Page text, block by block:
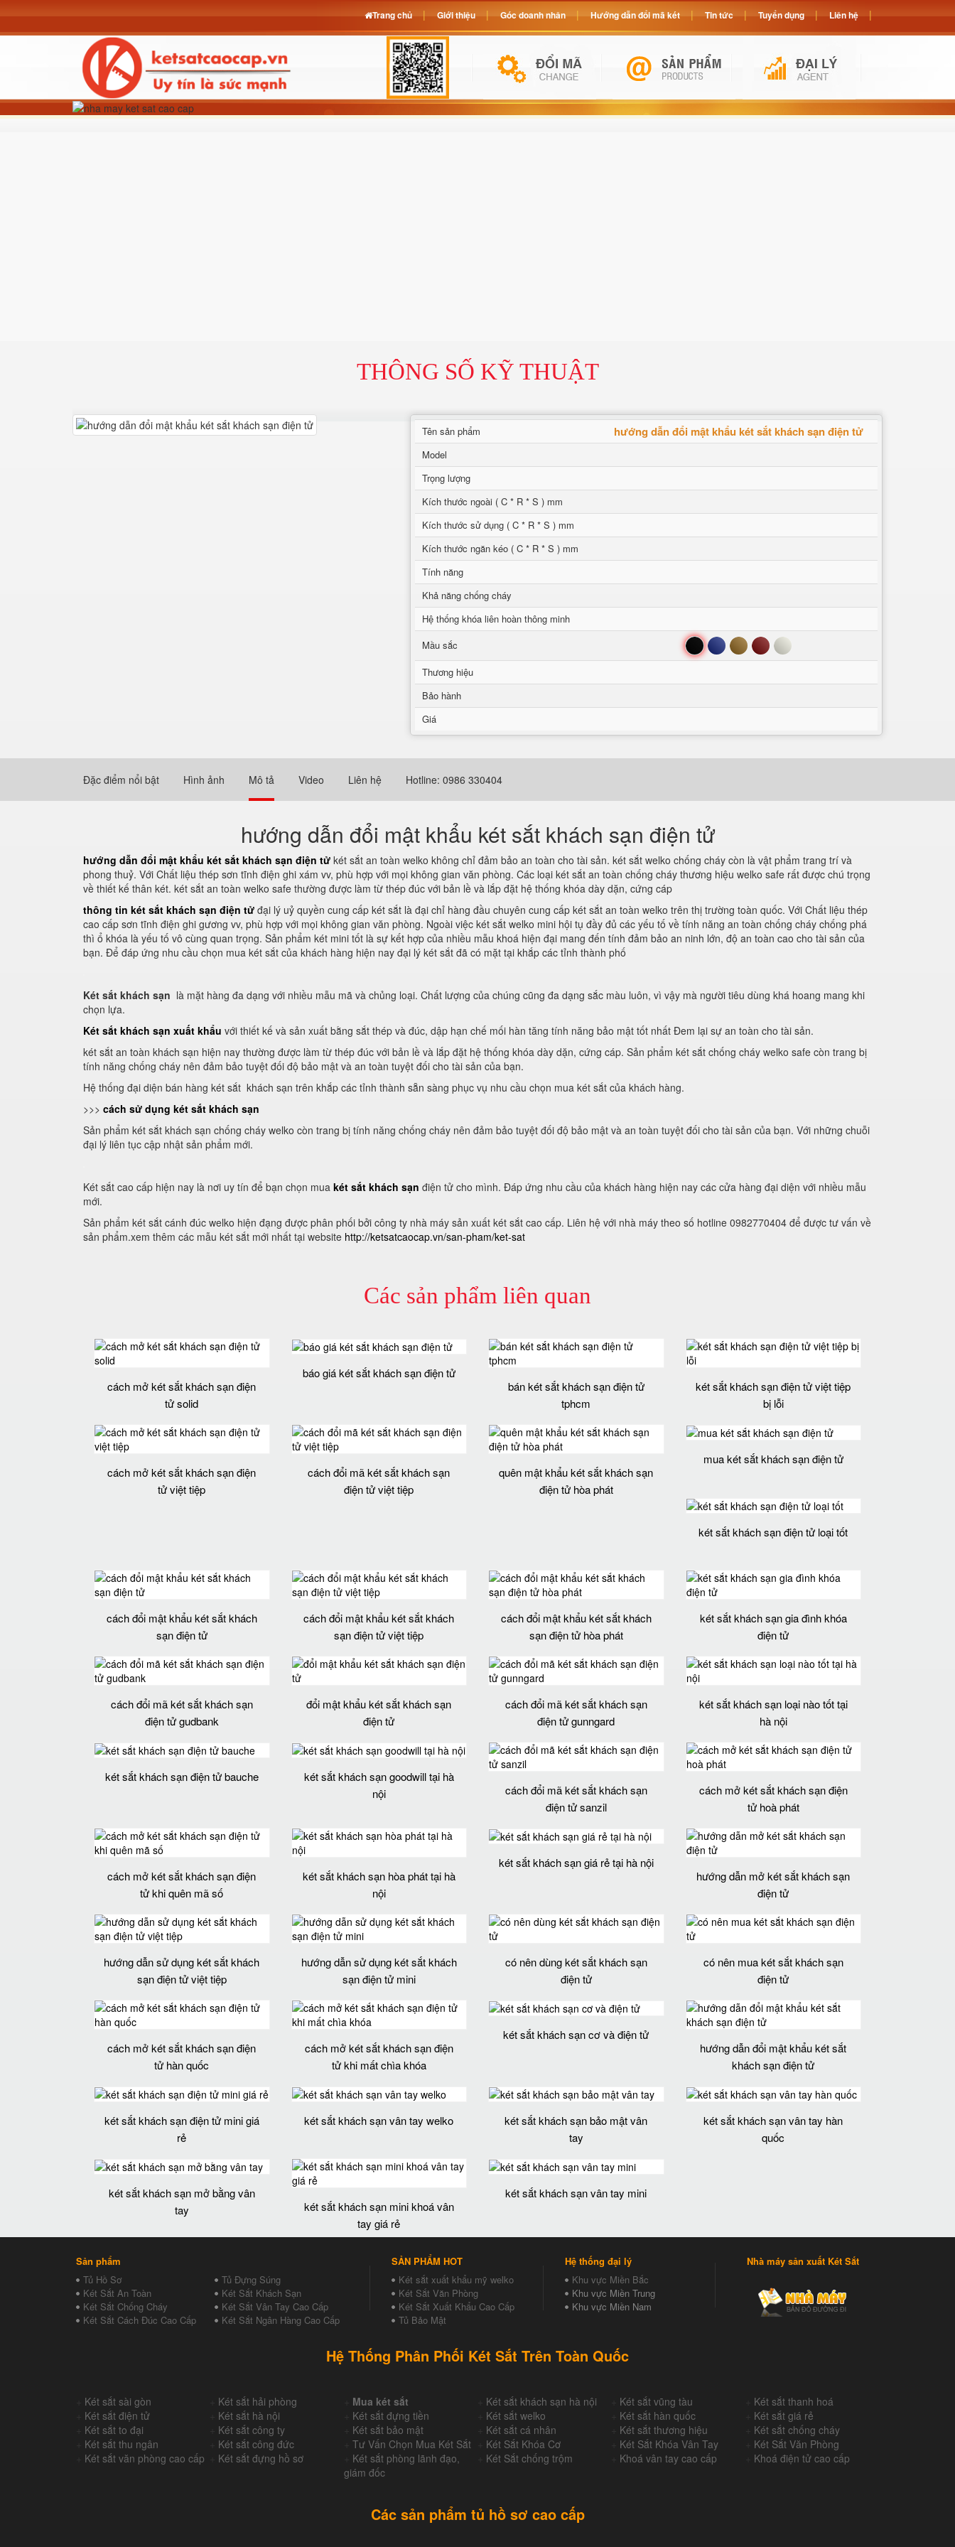
THÔNG SỐ KỸ THUẬT
Tên sản phẩm hướng dẫn đổi mật khẩu két sắt khách sạn điện tử
Model
Trọng lượng
Kích thước ngoài ( C * R * S ) mm
Kích thước sử dụng ( C * R * S ) mm
Kích thước ngăn kéo ( C * R * S ) mm
Tính năng
Khả năng chống cháy
Hệ thống khóa liên hoàn thông minh
Mầu sắc
Đen Xanh Nâu Đỏ Trắng
Thương hiệu
Bảo hành
Giá
Đặc điểm nổi bật Hình ảnh Mô tả Video Liên hệ Hotline: 0986 330404
hướng dẫn đổi mật khẩu két sắt khách sạn điện tử
hướng dẫn đổi mật khẩu két sắt khách sạn điện tử két sắt an toàn welko không chỉ đảm bảo an toàn cho tài sản. két sắt welko chống cháy còn là vật phẩm trang trí và
phong thuỷ. Với Chất liệu thép sơn tĩnh điện ghi xám vv, phù hợp với mọi không gian văn phòng. Các loại két sắt an toàn chống cháy thương hiệu welko safe rất được chú trọng
về thiết kế thân két. két sắt an toàn welko safe thường được làm từ thép đúc với bản lề và lắp đặt hệ thống khóa dày dặn, cứng cáp
thông tin két sắt khách sạn điện tử đại lý uỷ quyền cung cấp két sắt là đại chỉ hàng đầu chuyên cung cấp két sắt an toàn welko trên thị trường toàn quốc. Với Chất liệu thép
cao cấp sơn tĩnh điện ghi gương vv, phù hợp với mọi không gian văn phòng. Ngoài việc két sắt welko mini hội tụ đầy đủ các yếu tố về tính năng an toàn chống cháy chống phá
thì ổ khóa là yếu tố vô cùng quan trọng. Sản phẩm két mini tốt là sự kết hợp của nhiều mẫu khoá hiện đại mang đến tính đảm bảo an ninh lớn, độ an toàn cao cho tài sản của
bạn. Để đáp ứng nhu cầu chọn mua két sắt của khách hàng hiện nay đại lý két sắt đã có mặt tại khắp các tỉnh thành phố
Két sắt khách sạn là mặt hàng đa dạng với nhiều mẫu mã và chủng loại. Chất lượng của chúng cũng đa dạng sắc màu luôn, vì vậy mà người tiêu dùng khá hoang mang khi
chọn lựa.
Két sắt khách sạn xuất khẩu với thiết kế và sản xuất bằng sắt thép và đúc, dập hạn chế mối hàn tăng tính năng bảo mật tốt nhất Đem lại sự an toàn cho tài sản.
két sắt an toàn khách sạn hiện nay thường được làm từ thép đúc với bản lề và lắp đặt hệ thống khóa dày dặn, cứng cáp. Sản phẩm két sắt chống cháy welko safe còn trang bị
tính năng chống cháy nên đảm bảo tuyệt đối độ bảo mật và an toàn tuyệt đối cho tài sản của bạn.
Hệ thống đại diện bán hàng két sắt khách sạn trên khắp các tỉnh thành sẵn sàng phục vụ nhu cầu chọn mua két sắt của khách hàng.
>>> cách sử dụng két sắt khách sạn
Sản phẩm két sắt khách sạn chống cháy welko còn trang bị tính năng chống cháy nên đảm bảo tuyệt đối độ bảo mật và an toàn tuyệt đối cho tài sản của bạn. Với những chuỗi
đại lý liên tục cập nhật sản phẩm mới.
Két sắt cao cấp hiện nay là nơi uy tín để bạn chọn mua két sắt khách sạn điện tử cho mình. Đáp ứng nhu cầu của khách hàng hiện nay các cửa hàng đại diện với nhiều mẫu
mới.
Sản phẩm két sắt cánh đúc welko hiện đạng được phân phối bởi công ty nhà máy sản xuất két sắt cao cấp. Liên hệ với nhà máy theo số hotline 0982770404 để được tư vấn về
sản phẩm.xem thêm các mẫu két sắt mới nhất tại website http://ketsatcaocap.vn/san-pham/ket-sat
Các sản phẩm liên quan
cách mở két sắt khách sạn điện
tử solid
báo giá két sắt khách sạn điện tử
bán két sắt khách sạn điện tử
tphcm
két sắt khách sạn điện tử việt tiệp
bị lỗi
cách mở két sắt khách sạn điện
tử việt tiệp
cách đổi mã két sắt khách sạn
điện tử việt tiệp
quên mật khẩu két sắt khách sạn
điện tử hòa phát
mua két sắt khách sạn điện tử
két sắt khách sạn điện tử loại tốt
cách đổi mật khẩu két sắt khách
sạn điện tử
cách đổi mật khẩu két sắt khách
sạn điện tử việt tiệp
cách đổi mật khẩu két sắt khách
sạn điện tử hòa phát
két sắt khách sạn gia đình khóa
điện tử
cách đổi mã két sắt khách sạn
điện tử gudbank
đổi mật khẩu két sắt khách sạn
điện tử
cách đổi mã két sắt khách sạn
điện tử gunngard
két sắt khách sạn loại nào tốt tại
hà nội
két sắt khách sạn điện tử bauche
két sắt khách sạn goodwill tại hà
nội
cách đổi mã két sắt khách sạn
điện tử sanzil
cách mở két sắt khách sạn điện
tử hoà phát
cách mở két sắt khách sạn điện
tử khi quên mã số
két sắt khách sạn hòa phát tại hà
nội
két sắt khách sạn giá rẻ tại hà nội
hướng dẫn mở két sắt khách sạn
điện tử
hướng dẫn sử dụng két sắt khách
sạn điện tử việt tiệp
hướng dẫn sử dụng két sắt khách
sạn điện tử mini
có nên dùng két sắt khách sạn
điện tử
có nên mua két sắt khách sạn
điện tử
cách mở két sắt khách sạn điện
tử hàn quốc
cách mở két sắt khách sạn điện
tử khi mất chìa khóa
két sắt khách sạn cơ và điện tử
hướng dẫn đổi mật khẩu két sắt
khách sạn điện tử
két sắt khách sạn điện tử mini giá
rẻ
két sắt khách sạn vân tay welko
két sắt khách sạn bảo mật vân
tay
két sắt khách sạn vân tay hàn
quốc
két sắt khách sạn mở bằng vân
tay
két sắt khách sạn mini khoá vân
tay giá rẻ
két sắt khách sạn vân tay mini
Sản phẩm
Tủ Hồ Sơ
Tủ Đựng Súng
Két Sắt An Toàn
Két Sắt Khách Sạn
Két Sắt Chống Cháy
Két Sắt Vân Tay Cao Cấp
Két Sắt Cách Đúc Cao Cấp
Két Sắt Ngân Hàng Cao Cấp
SẢN PHẨM HOT
Két sắt xuất khẩu mỹ welko
Két Sắt Văn Phòng
Két Sắt Xuất Khẩu Cao Cấp
Tủ Bảo Mật
Hệ thống đại lý
Khu vực Miền Bắc
Khu vực Miền Trung
Khu vực Miền Nam
Nhà máy sản xuất Két Sắt
Hệ Thống Phân Phối Két Sắt Trên Toàn Quốc
Két sắt sài gòn Két sắt hải phòng Mua két sắt Két sắt khách sạn hà nội Két sắt vũng tàu
Két sắt thanh hoá
Két sắt điện tử Két sắt hà nội Két sắt đựng tiền Két sắt welko Két sắt hàn quốc
Két sắt giá rẻ
Két sắt to đại Két sắt công ty Két sắt bảo mật Két sắt cá nhân Két sắt thương hiệu
Két sắt chống cháy
Két sắt thu ngân Két sắt công đức Tư Vấn Chọn Mua Két Sắt Két Sắt Khóa Cơ Két Sắt Khóa Vân Tay
Két Sắt Văn Phòng
Két sắt văn phòng cao cấp Két sắt đựng hồ sơ
Két sắt phòng lãnh đạo,
giám đốc
Két Sắt chống trộm Khoá vân tay cao cấp Khoá điện tử cao cấp
Các sản phẩm tủ hồ sơ cao cấp
Trang chủ Giới thiệu Góc doanh nhân Hướng dẫn đổi mã két Tin tức Tuyển dụng Liên hệ